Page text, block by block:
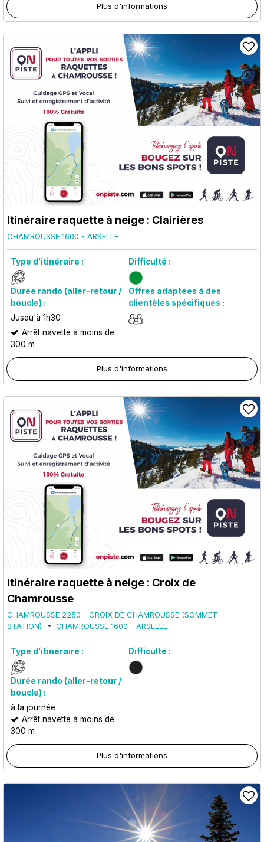
Plus d'informations
Itinéraire raquette à neige : Clairières
CHAMROUSSE 1600 - ARSELLE
Type d'itinéraire : Difficulté :
Durée rando (aller-retour /
boucle) :
Jusqu'à 1h30
Offres adaptées à des
clientèles spécifiques :
Arrêt navette à moins de
300 m
Plus d'informations
Itinéraire raquette à neige : Croix de
Chamrousse
CHAMROUSSE 2250 - CROIX DE CHAMROUSSE (SOMMET
STATION)
CHAMROUSSE 1600 - ARSELLE
Type d'itinéraire : Difficulté :
Durée rando (aller-retour /
boucle) :
à la journée
Arrêt navette à moins de
300 m
Plus d'informations